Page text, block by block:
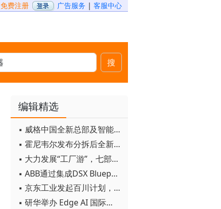
免费注册 广告服务 | 客服中心
搜
编辑精选
▪ 威格中国全新总部及智能工厂启用
▪ 霍尼韦尔发布分拆后全新品牌：霍尼韦尔科技与霍尼韦尔航空航天
▪ 大力发展“工厂游”，七部门联合发文！
▪ ABB通过集成DSX Blueprint AI基础设施，扩大与英伟达的合作
▪ 京东工业发起百川计划， 构建工业大模型新生态
▪ 研华举办 Edge AI 国际论坛